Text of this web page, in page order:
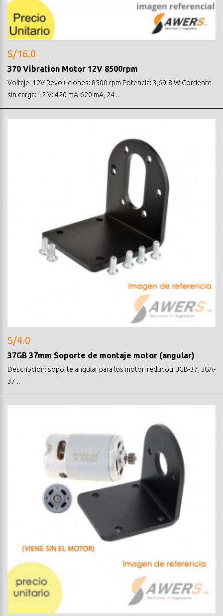
S/16.0
370 Vibration Motor 12V 8500rpm
Voltaje: 12V Revoluciones: 8500 rpm Potencia: 3,69-8 W Corriente
sin carga: 12 V: 420 mA-620 mA, 24 ..
S/4.0
37GB 37mm Soporte de montaje motor (angular)
Descripcion: soporte angular para los motorrreducotr JGB-37, JGA-
37 ..